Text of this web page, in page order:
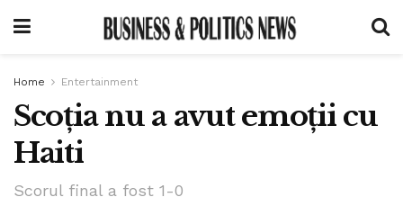
Home Entertainment
Scoția nu a avut emoții cu
Haiti
Scorul final a fost 1-0